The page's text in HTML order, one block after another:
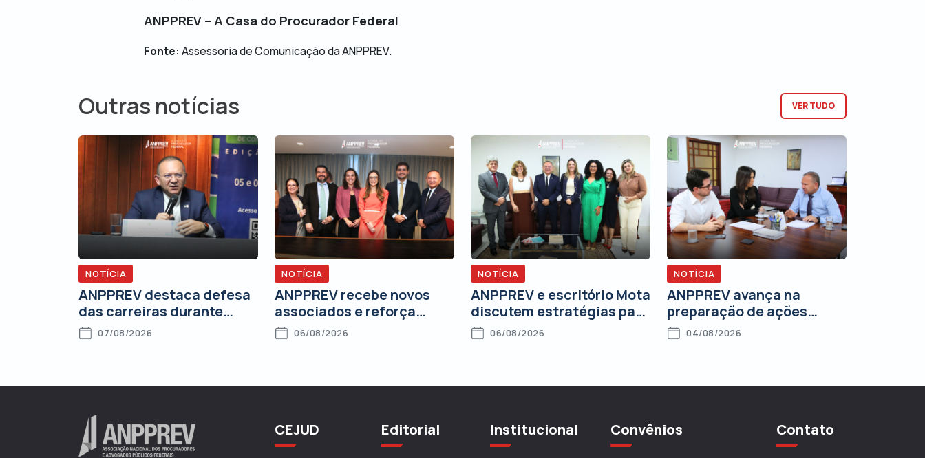
ANPPREV – A Casa do Procurador Federal
Fonte: Assessoria de Comunicação da ANPPREV.
Outras notícias VER TUDO
NOTÍCIA
ANPPREV destaca defesa
das carreiras durante
Reunião Técnica da
Subprocuradoria Federal
07/08/2026
NOTÍCIA
ANPPREV recebe novos
associados e reforça
compromisso com o
fortalecimento da
06/08/2026
NOTÍCIA
ANPPREV e escritório Mota
discutem estratégias para
o andamento de ações
judiciais
06/08/2026
NOTÍCIA
ANPPREV avança na
preparação de ações
judiciais de interesse dos
associados
04/08/2026
CEJUD Editorial Institucional Convênios Contato